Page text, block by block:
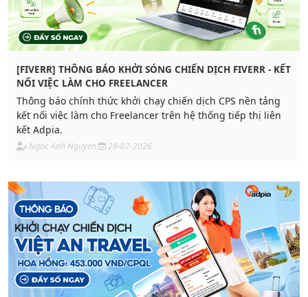
[FIVERR] THÔNG BÁO KHỞI SÓNG CHIẾN DỊCH FIVERR - KẾT
NỐI VIỆC LÀM CHO FREELANCER
Thông báo chính thức khởi chạy chiến dịch CPS nền tảng
kết nối việc làm cho Freelancer trên hệ thống tiếp thị liên
kết Adpia.
Ngoc Anh Nguyen 28-07-2026